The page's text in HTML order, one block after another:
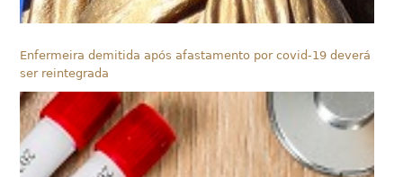
Enfermeira demitida após afastamento por covid-19 deverá
ser reintegrada